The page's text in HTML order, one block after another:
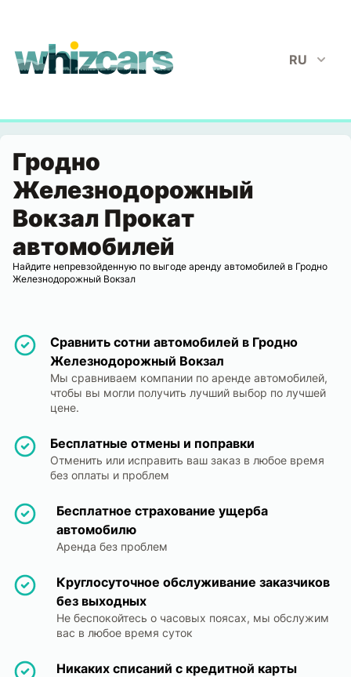
whizcars.com
RU
Гродно
Железнодорожный
Вокзал Прокат
автомобилей
Найдите непревзойденную по выгоде аренду автомобилей в Гродно
Железнодорожный Вокзал
Сравнить сотни автомобилей в Гродно
Железнодорожный Вокзал
Мы сравниваем компании по аренде автомобилей,
чтобы вы могли получить лучший выбор по лучшей
цене.
Бесплатные отмены и поправки
Отменить или исправить ваш заказ в любое время
без оплаты и проблем
Бесплатное страхование ущерба
автомобилю
Аренда без проблем
Круглосуточное обслуживание заказчиков
без выходных
Не беспокойтесь о часовых поясах, мы обслужим
вас в любое время суток
Никаких списаний с кредитной карты